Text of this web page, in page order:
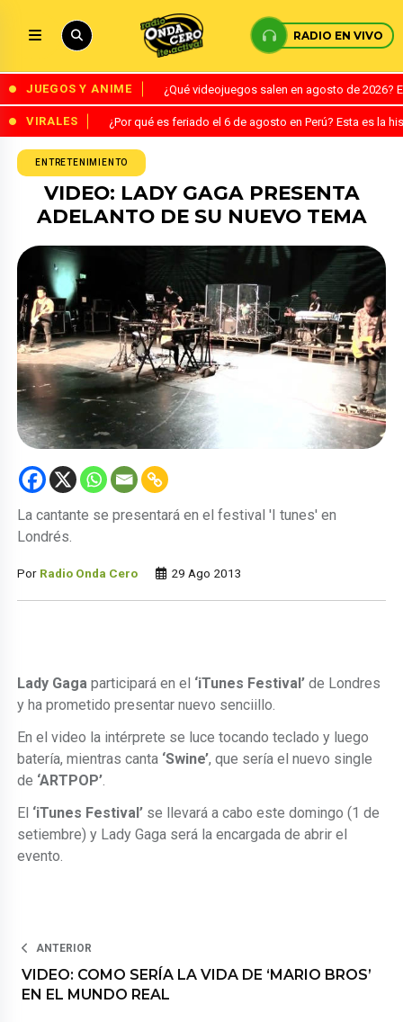
RADIO EN VIVO
JUEGOS Y ANIME ¿Qué videojuegos salen en agosto de
VIRALES ¿Por qué es feriado el 6 de agosto en Perú? Esta es la
ENTRETENIMIENTO
VIDEO: LADY GAGA PRESENTA
ADELANTO DE SU NUEVO TEMA
La cantante se presentará en el festival 'I tunes' en
Londrés.
Por Radio Onda Cero 29 Ago 2013
Lady Gaga participará en el ‘iTunes Festival’ de Londres
y ha prometido presentar nuevo senciillo.
En el video la intérprete se luce tocando teclado y luego
batería, mientras canta ‘Swine’, que sería el nuevo single
de ‘ARTPOP’.
El ‘iTunes Festival’ se llevará a cabo este domingo (1 de
setiembre) y Lady Gaga será la encargada de abrir el
evento.
ANTERIOR
VIDEO: COMO SERÍA LA VIDA DE ‘MARIO BROS’
EN EL MUNDO REAL